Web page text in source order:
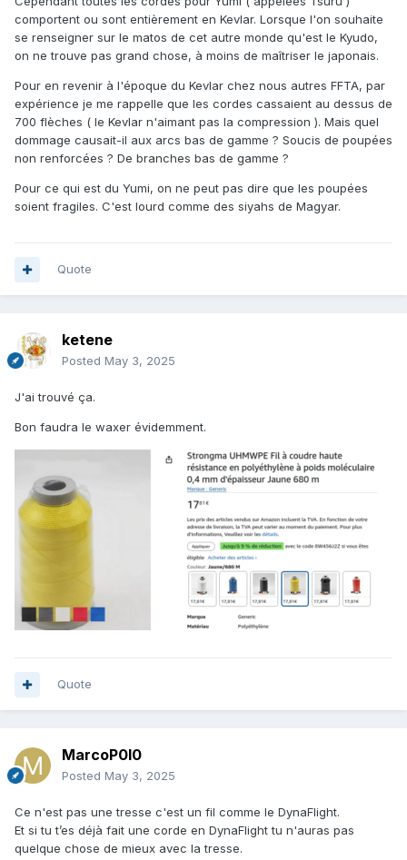
comportent ou sont entièrement en Kevlar. Lorsque l'on souhaite
se renseigner sur le matos de cet autre monde qu'est le Kyudo,
on ne trouve pas grand chose, à moins de maîtriser le japonais.
Pour en revenir à l'époque du Kevlar chez nous autres FFTA, par
expérience je me rappelle que les cordes cassaient au dessus de
700 flèches ( le Kevlar n'aimant pas la compression ). Mais quel
dommage causait-il aux arcs bas de gamme ? Soucis de poupées
non renforcées ? De branches bas de gamme ?
Pour ce qui est du Yumi, on ne peut pas dire que les poupées
soient fragiles. C'est lourd comme des siyahs de Magyar.
Quote
ketene
Posted May 3, 2025
J'ai trouvé ça.
Bon faudra le waxer évidemment.
Quote
MarcoP0l0
Posted May 3, 2025
Ce n'est pas une tresse c'est un fil comme le DynaFlight.
Et si tu t’es déjà fait une corde en DynaFlight tu n'auras pas
quelque chose de mieux avec la tresse.